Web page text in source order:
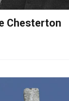
Chesterton